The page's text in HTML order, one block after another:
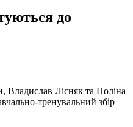
до
Владислав Лісняк та Поліна
тренувальний збір